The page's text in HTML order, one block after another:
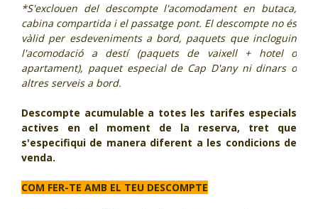
*S'exclouen del descompte l'acomodament en butaca,
cabina compartida i el passatge pont. El descompte no és
vàlid per esdeveniments a bord, paquets que incloguin
l'acomodació a destí (paquets de vaixell + hotel o
apartament), paquet especial de Cap D'any ni dinars o
altres serveis a bord.
Descompte acumulable a totes les tarifes especials
actives en el moment de la reserva, tret que
s'especifiqui de manera diferent a les condicions de
venda.
COM FER-TE AMB EL TEU DESCOMPTE